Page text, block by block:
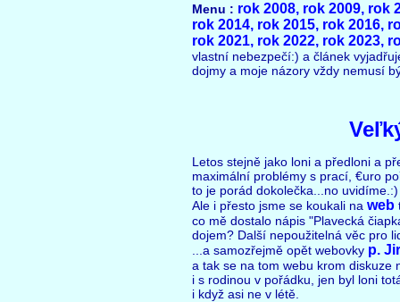
Menu : rok 2008, rok 2009, rok
rok 2014, rok 2015, rok 2016,
rok 2021, rok 2022, rok 2023,
vlastní nebezpečí:) a článek
dojmy a moje názory vždy nemusí
Letos stejně jako loni a předloni a
maximální problémy s prací, €uro
to je porád dokolečka...no uvidíme.:)
Ale i přesto jsme se koukali na web
co mě dostalo nápis "Plavecká
dojem? Další nepoužitelná věc pro
...a samozřejmě opět webovky p.
a tak se na tom webu krom diskuze
i s rodinou v pořádku, jen byl loni
i když asi ne v létě.